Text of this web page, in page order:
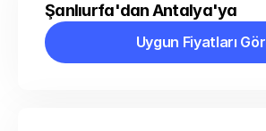
Şanlıurfa'dan Antalya'ya
Uygun Fiyatları Gör
Uygun Fiyatları Gör